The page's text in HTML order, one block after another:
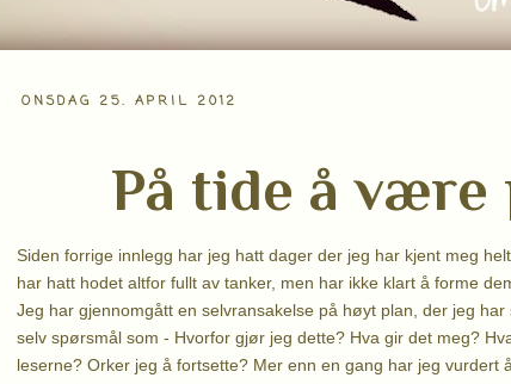
ONSDAG 25. APRIL 2012
På tide å være
Siden forrige innlegg har jeg hatt dager der jeg har kjent meg
har hatt hodet altfor fullt av tanker, men har ikke klart å forme
Jeg har gjennomgått en selvransakelse på høyt plan, der jeg har
selv spørsmål som - Hvorfor gjør jeg dette? Hva gir det meg?
leserne? Orker jeg å fortsette? Mer enn en gang har jeg vurdert